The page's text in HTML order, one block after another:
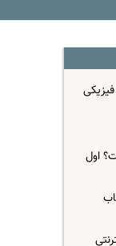
اول
انتخاب